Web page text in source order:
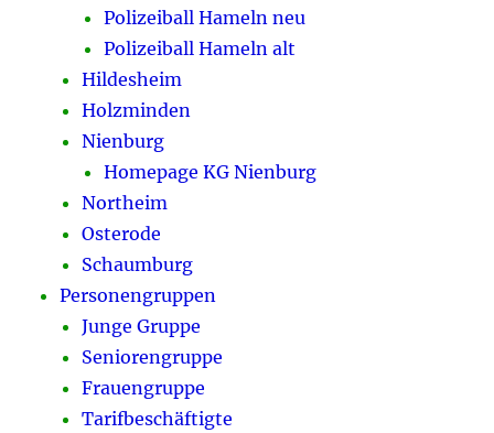
Polizeiball Hameln neu
Polizeiball Hameln alt
Hildesheim
Holzminden
Nienburg
Homepage KG Nienburg
Northeim
Osterode
Schaumburg
Personengruppen
Junge Gruppe
Seniorengruppe
Frauengruppe
Tarifbeschäftigte